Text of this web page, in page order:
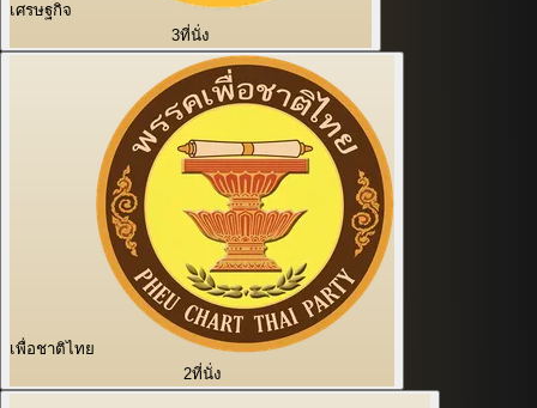
เศรษฐกิจ
3ที่นั่ง
เพื่อชาติไทย
2ที่นั่ง